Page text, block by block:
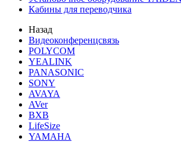
Кабины для переводчика
Назад
Видеоконференцсвязь
POLYCOM
YEALINK
PANASONIC
SONY
AVAYA
AVer
BXB
LifeSize
YAMAHA